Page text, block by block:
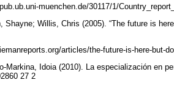
muenchen.de/30117/1/
Shayne; Willis, Chris (2005). “The future is
articles/the-future-is-here-but-
Markina, Idoia (2010). La especialización en
27 2